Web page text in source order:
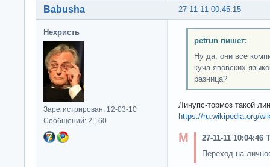
27-11-11 00:45:15
Babusha
Нехристь
Зарегистрирован: 12-03-10
Сообщений: 2,160
petrun пишет:
Ну да, они все
куча явовских
разница?
Линупс-тормоз такой
https://ru.wikipedia.org/
27-11-11
Переход на